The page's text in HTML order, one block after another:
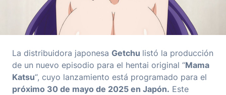
La distribuidora japonesa Getchu listó la producción
de un nuevo episodio para el hentai original “Mama
Katsu“, cuyo lanzamiento está programado para el
próximo 30 de mayo de 2025 en Japón. Este